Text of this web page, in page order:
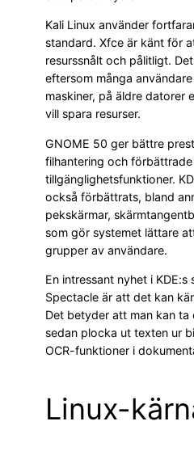
Kali Linux använder
standard. Xfce är känt för
resurssnålt och pålitligt.
eftersom många
maskiner, på äldre datorer
vill spara resurser.
GNOME 50 ger bättre
filhantering och förbättrade
tillgänglighetsfunktioner.
också förbättrats, bland
pekskärmar,
som gör systemet lättare
grupper av användare.
En intressant nyhet i
Spectacle är att det kan
Det betyder att man kan ta
sedan plocka ut texten ur
OCR-funktioner i
Linux-